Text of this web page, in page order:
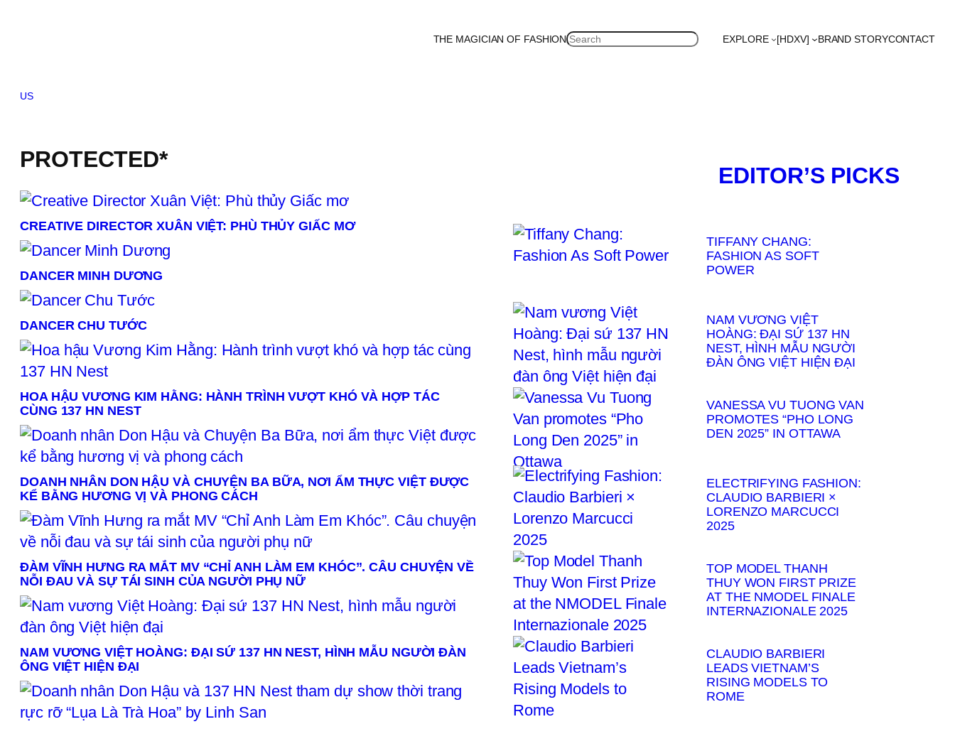
THE MAGICIAN OF FASHIONSEARCH EXPLORE [HDXV] BRAND STORYCONTACT
USBrazil
PROTECTED*
CREATIVE DIRECTOR XUÂN VIỆT: PHÙ THỦY GIẤC MƠ
DANCER MINH DƯƠNG
DANCER CHU TƯỚC
HOA HẬU VƯƠNG KIM HẰNG: HÀNH TRÌNH VƯỢT KHÓ VÀ HỢP TÁC
CÙNG 137 HN NEST
DOANH NHÂN DON HẬU VÀ CHUYỆN BA BỮA, NƠI ẨM THỰC VIỆT ĐƯỢC
KỂ BẰNG HƯƠNG VỊ VÀ PHONG CÁCH
ĐÀM VĨNH HƯNG RA MẮT MV “CHỈ ANH LÀM EM KHÓC”. CÂU CHUYỆN VỀ
NỖI ĐAU VÀ SỰ TÁI SINH CỦA NGƯỜI PHỤ NỮ
NAM VƯƠNG VIỆT HOÀNG: ĐẠI SỨ 137 HN NEST, HÌNH MẪU NGƯỜI ĐÀN
ÔNG VIỆT HIỆN ĐẠI
EDITOR’S PICKS
TIFFANY CHANG:
FASHION AS SOFT
POWER
NAM VƯƠNG VIỆT
HOÀNG: ĐẠI SỨ 137 HN
NEST, HÌNH MẪU NGƯỜI
ĐÀN ÔNG VIỆT HIỆN ĐẠI
VANESSA VU TUONG VAN
PROMOTES “PHO LONG
DEN 2025” IN OTTAWA
ELECTRIFYING FASHION:
CLAUDIO BARBIERI ×
LORENZO MARCUCCI
2025
TOP MODEL THANH
THUY WON FIRST PRIZE
AT THE NMODEL FINALE
INTERNAZIONALE 2025
CLAUDIO BARBIERI
LEADS VIETNAM’S
RISING MODELS TO
ROME